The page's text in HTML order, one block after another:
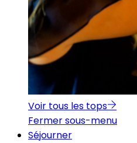
Voir tous les tops
Fermer sous-menu
Séjourner